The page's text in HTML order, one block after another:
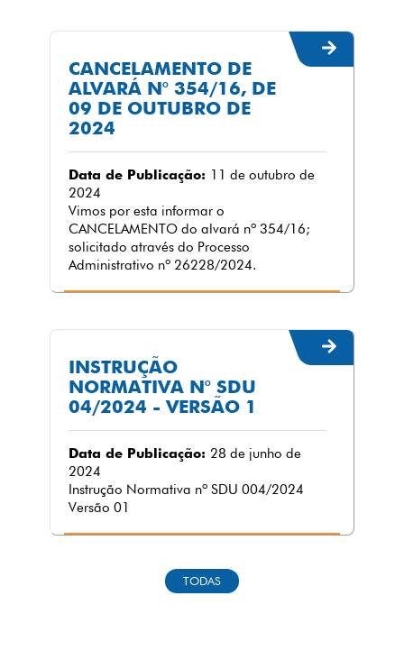
CANCELAMENTO DE
ALVARÁ N° 354/16, DE
09 DE OUTUBRO DE
2024
Data de Publicação: 11 de outubro de
2024
Vimos por esta informar o
CANCELAMENTO do alvará nº 354/16;
solicitado através do Processo
Administrativo nº 26228/2024.
INSTRUÇÃO
NORMATIVA N° SDU
04/2024 - VERSÃO 1
Data de Publicação: 28 de junho de
2024
Instrução Normativa nº SDU 004/2024
Versão 01
TODAS